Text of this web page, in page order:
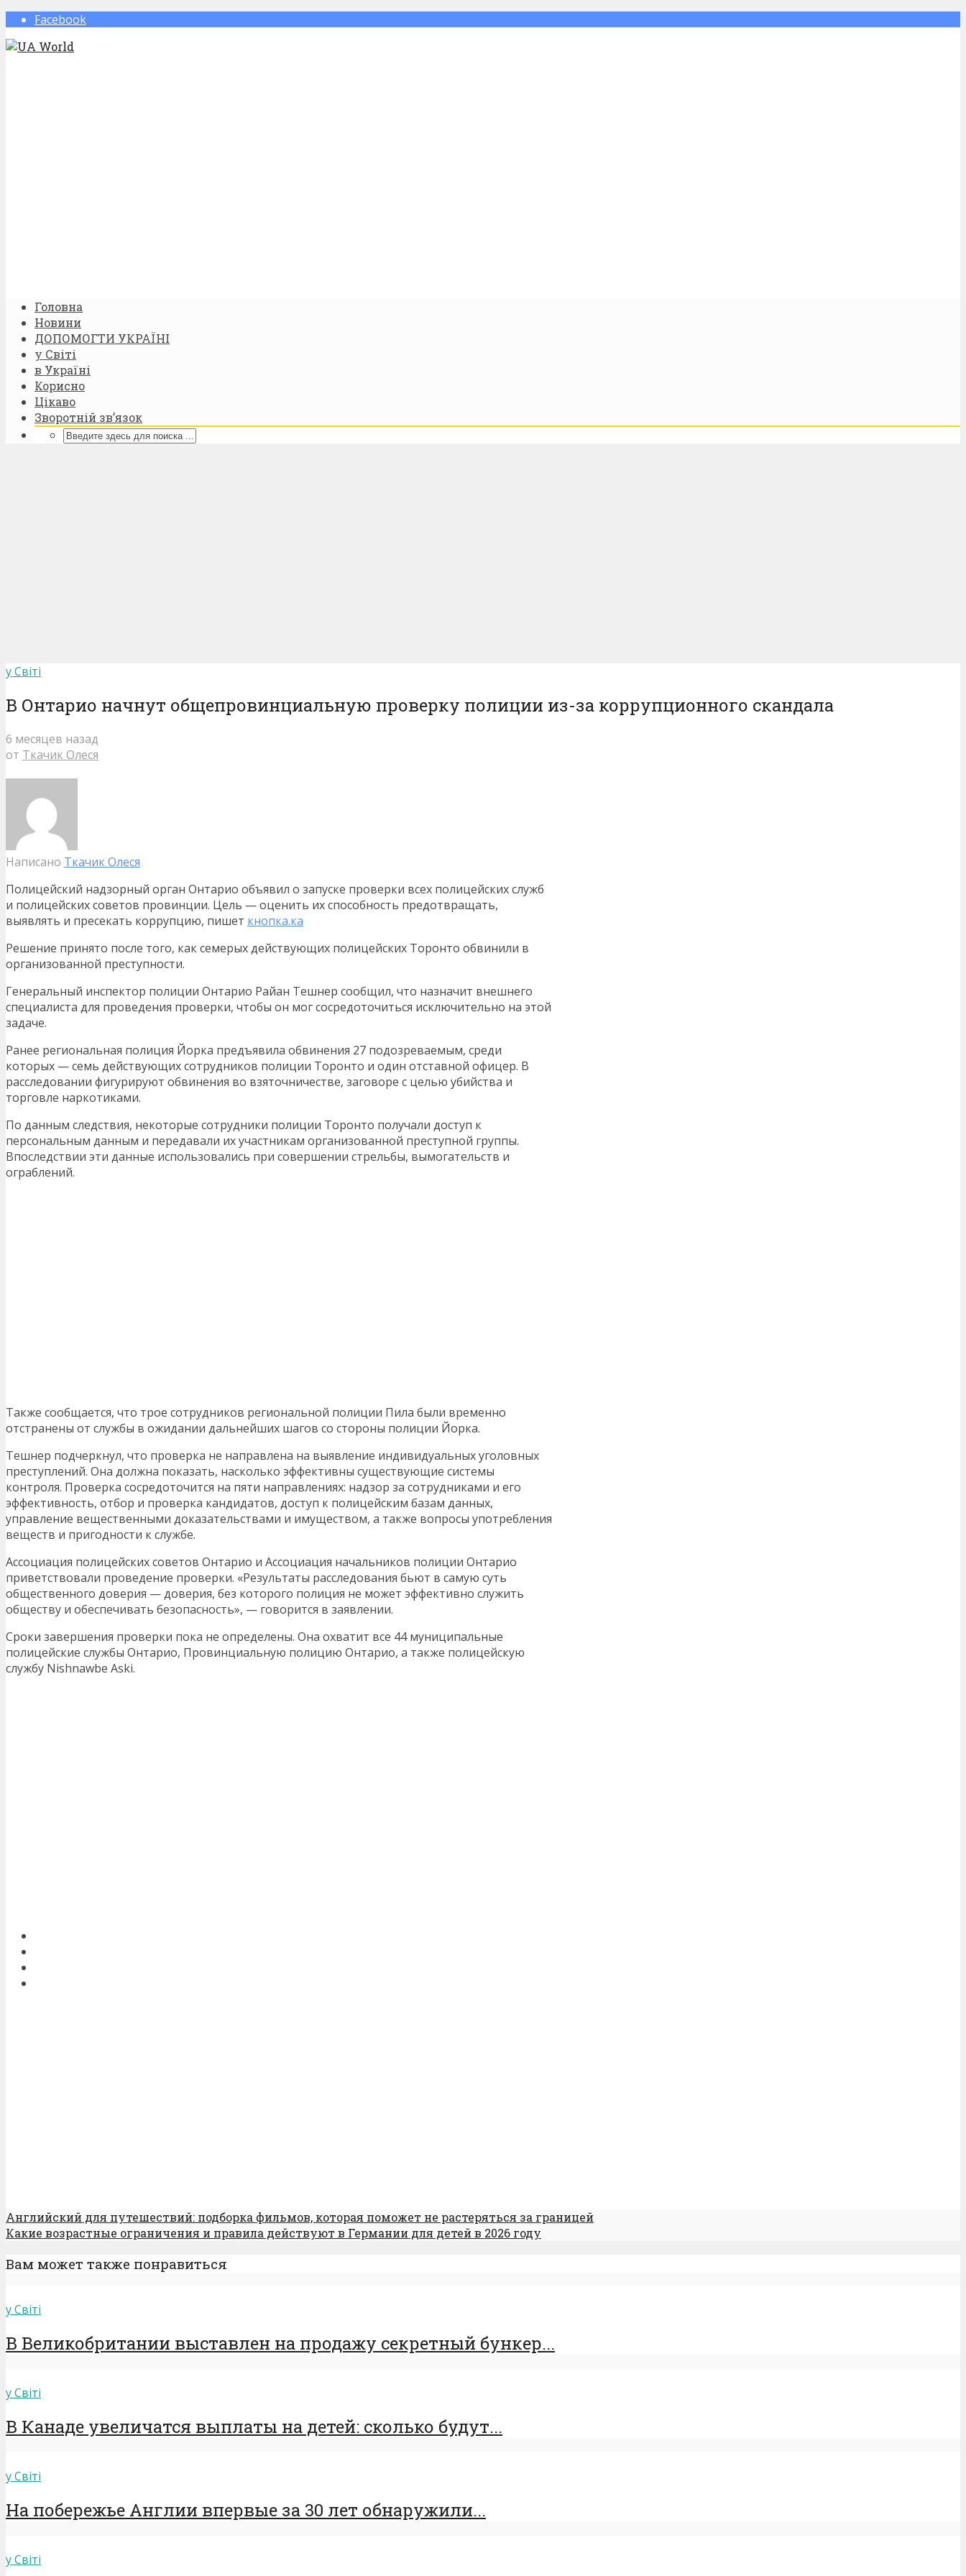
Facebook
Головна
Новини
ДОПОМОГТИ УКРАЇНІ
у Світі
в Україні
Корисно
Цікаво
Зворотній зв’язок
у Світі
В Онтарио начнут общепровинциальную проверку полиции из-за коррупционного скандала
6 месяцев назад
от Ткачик Олеся
Написано Ткачик Олеся
Полицейский надзорный орган Онтарио объявил о запуске проверки всех полицейских служб
и полицейских советов провинции. Цель — оценить их способность предотвращать,
выявлять и пресекать коррупцию, пишет кнопка.ка
Решение принято после того, как семерых действующих полицейских Торонто обвинили в
организованной преступности.
Генеральный инспектор полиции Онтарио Райан Тешнер сообщил, что назначит внешнего
специалиста для проведения проверки, чтобы он мог сосредоточиться исключительно на этой
задаче.
Ранее региональная полиция Йорка предъявила обвинения 27 подозреваемым, среди
которых — семь действующих сотрудников полиции Торонто и один отставной офицер. В
расследовании фигурируют обвинения во взяточничестве, заговоре с целью убийства и
торговле наркотиками.
По данным следствия, некоторые сотрудники полиции Торонто получали доступ к
персональным данным и передавали их участникам организованной преступной группы.
Впоследствии эти данные использовались при совершении стрельбы, вымогательств и
ограблений.
Также сообщается, что трое сотрудников региональной полиции Пила были временно
отстранены от службы в ожидании дальнейших шагов со стороны полиции Йорка.
Тешнер подчеркнул, что проверка не направлена на выявление индивидуальных уголовных
преступлений. Она должна показать, насколько эффективны существующие системы
контроля. Проверка сосредоточится на пяти направлениях: надзор за сотрудниками и его
эффективность, отбор и проверка кандидатов, доступ к полицейским базам данных,
управление вещественными доказательствами и имуществом, а также вопросы употребления
веществ и пригодности к службе.
Ассоциация полицейских советов Онтарио и Ассоциация начальников полиции Онтарио
приветствовали проведение проверки. «Результаты расследования бьют в самую суть
общественного доверия — доверия, без которого полиция не может эффективно служить
обществу и обеспечивать безопасность», — говорится в заявлении.
Сроки завершения проверки пока не определены. Она охватит все 44 муниципальные
полицейские службы Онтарио, Провинциальную полицию Онтарио, а также полицейскую
службу Nishnawbe Aski.
Английский для путешествий: подборка фильмов, которая поможет не растеряться за границей
Какие возрастные ограничения и правила действуют в Германии для детей в 2026 году
Вам может также понравиться
у Світі
В Великобритании выставлен на продажу секретный бункер...
у Світі
В Канаде увеличатся выплаты на детей: сколько будут...
у Світі
На побережье Англии впервые за 30 лет обнаружили...
у Світі